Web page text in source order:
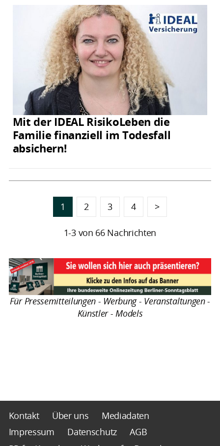
Mit der IDEAL RisikoLeben die
Familie finanziell im Todesfall
absichern!
1 2 3 4 >
1-3 von 66 Nachrichten
Für Pressemitteilungen - Werbung - Veranstaltungen -
Künstler - Models
Kontakt Über uns
Mediadaten
Impressum
Datenschutz
AGB